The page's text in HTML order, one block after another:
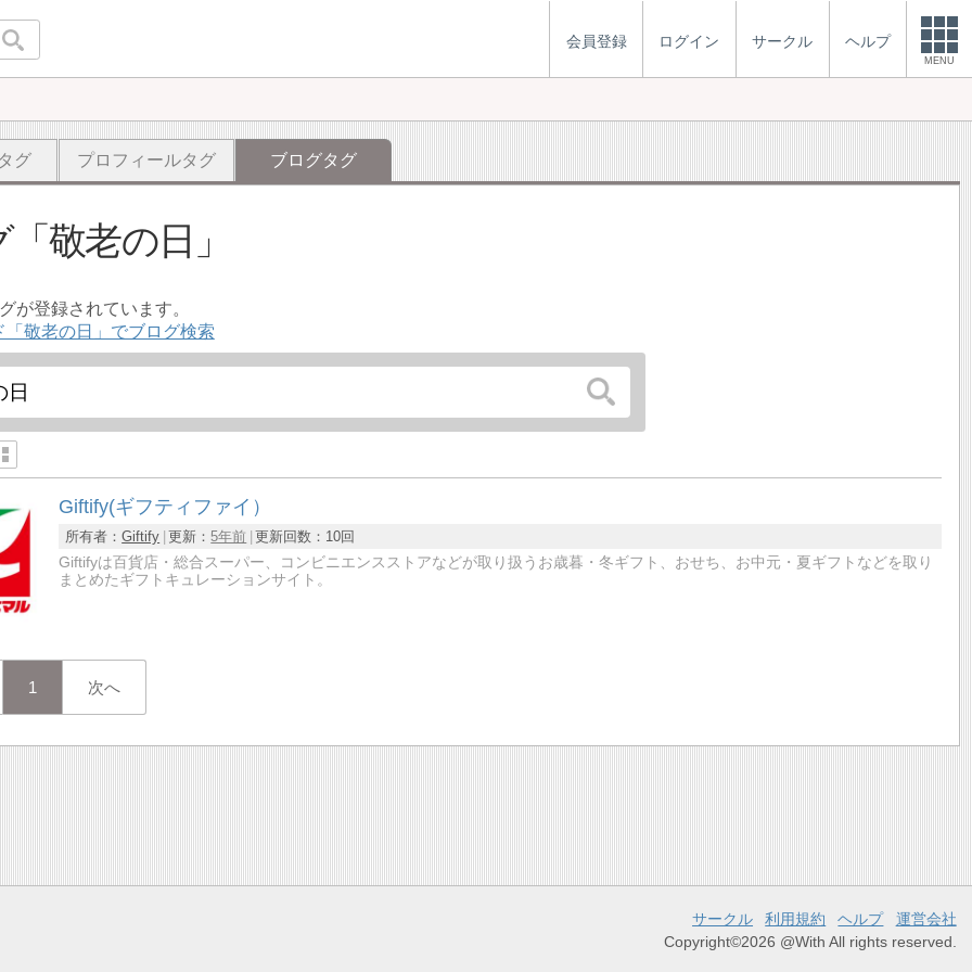
会員登録 ログイン サークル ヘルプ
MENU
グ プロフィールタグ ブログタグ
敬老の日
が登録されています。
「敬老の日」でブログ検索
Giftify(ギフティファイ）
所有者：Giftify 更新：5年前 更新回数： 10回
Giftifyは百貨店・総合スーパー、コンビニエンスストアなどが取り扱うお歳暮・冬ギフト、おせち、お中元・夏ギフトなどを取り
まとめたギフトキュレーションサイト。
1 次へ
サークル 利用規約 ヘルプ
運営会社
Copyright©2026 @With All rights reserved.